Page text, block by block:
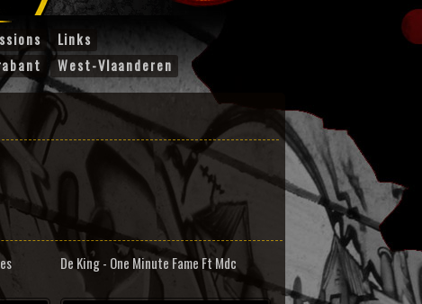
Links
West-Vlaanderen
De King - One Minute Fame Ft Mdc